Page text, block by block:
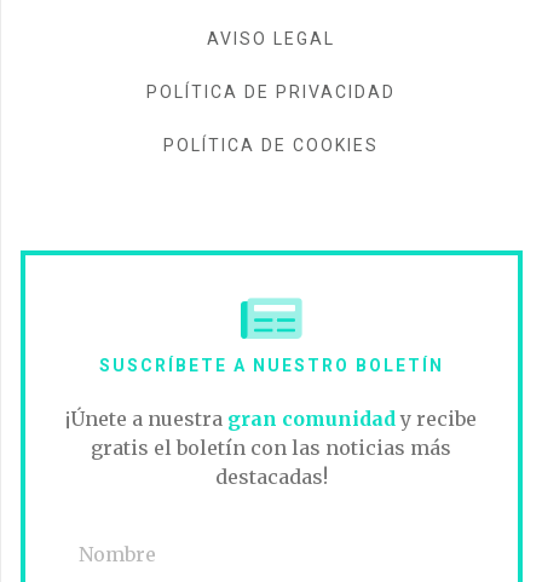
AVISO LEGAL
POLÍTICA DE PRIVACIDAD
POLÍTICA DE COOKIES
SUSCRÍBETE A NUESTRO BOLETÍN
¡Únete a nuestra gran comunidad y recibe
gratis el boletín con las noticias más
destacadas!